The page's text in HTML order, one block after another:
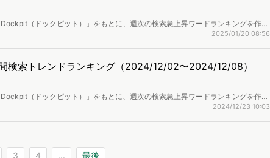
（ドックピット）」をもとに、週次の検索急上昇ワードランキングを作成
上げます。
2025/01/20 08:56
検索トレンドランキング（2024/12/02〜2024/12/08）
（ドックピット）」をもとに、週次の検索急上昇ワードランキングを作成
上げます。
2024/12/23 10:03
3 4 ... 最後